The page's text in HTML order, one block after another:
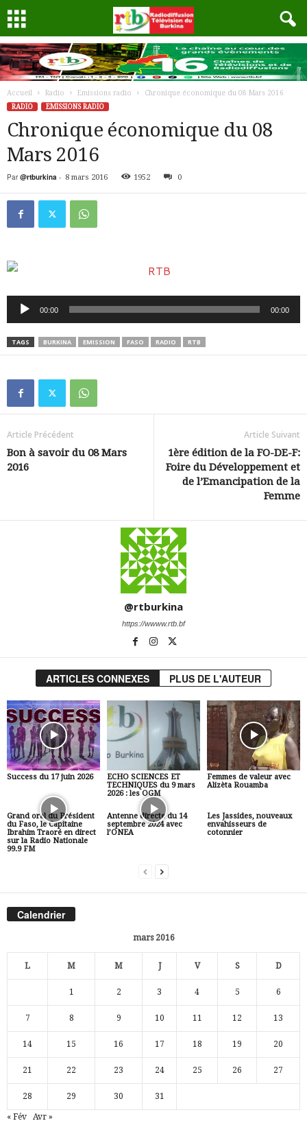
Accueil Radio Emissions radio
Chronique économique du 08 Mars 2016
RADIO
EMISSIONS RADIO
Chronique économique du 08
Mars 2016
Par @rtburkina - 8 mars 2016 1952 0
Lecteur
audio
00:00 00:00
TAGS BURKINA EMISSION FASO RADIO RTB
Article Précédent
Bon à savoir du 08 Mars
2016
Article Suivant
1ère édition de la FO-DE-F:
Foire du Développement et
de l’Emancipation de la
Femme
@rtburkina
https://wwww.rtb.bf
ARTICLES CONNEXES PLUS DE L'AUTEUR
Success du 17 juin 2026
ECHO SCIENCES ET
TECHNIQUES du 9 mars
2026 : les OGM
Femmes de valeur avec
Alizèta Rouamba
Grand oral du Président
du Faso, le Capitaine
Ibrahim Traoré en direct
sur la Radio Nationale
99.9 FM
Antenne directe du 14
septembre 2024 avec
l’ONEA
Les Jassides, nouveaux
envahisseurs de
cotonnier
Calendrier
mars 2016
L M M J V S D
1 2 3 4 5 6
7 8 9 10 11 12 13
14 15 16 17 18 19 20
21 22 23 24 25 26 27
28 29 30 31
« Fév Avr »